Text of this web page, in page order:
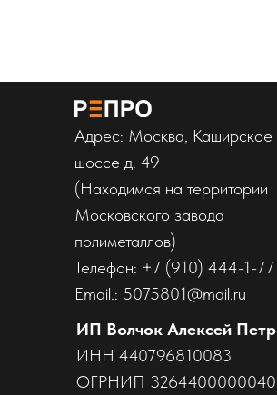
Адрес: Москва, Каширское
шоссе д. 49
(Находимся на территории
Московского завода
полиметаллов)
Телефон: +7 (910) 444-1-
Email.: 5075801@mail.ru
ИП Волчок Алексей
ИНН 440796810083
ОГРНИП